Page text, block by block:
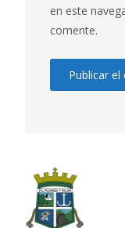
en este
comente.